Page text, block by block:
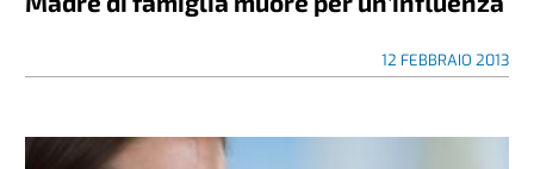
12 FEBBRAIO 2013